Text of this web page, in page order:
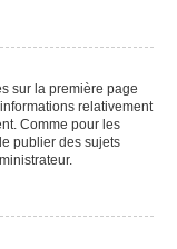
sur la première page
relativement
Comme pour les
publier des sujets